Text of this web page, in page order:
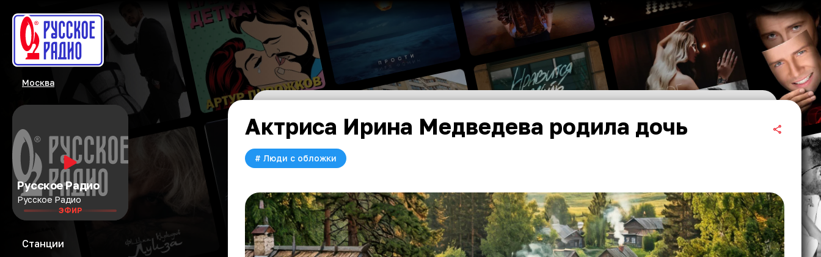
Москва
Русское Радио
Русское Радио
ЭФИР
Станции
Актриса Ирина Медведева родила дочь
# Люди с обложки